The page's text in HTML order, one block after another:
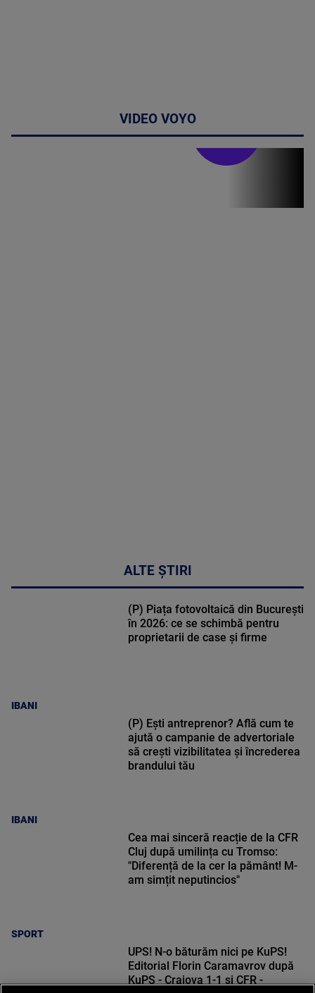
VIDEO VOYO
ALTE ȘTIRI
IBANI
(P) Piața fotovoltaică din București
în 2026: ce se schimbă pentru
proprietarii de case și firme
IBANI
(P) Ești antreprenor? Află cum te
ajută o campanie de advertoriale
să crești vizibilitatea și încrederea
brandului tău
SPORT
Cea mai sinceră reacție de la CFR
Cluj după umilința cu Tromso:
"Diferență de la cer la pământ! M-
am simțit neputincios"
UPS! N-o băturăm nici pe KuPS!
Editorial Florin Caramavrov după
KuPS - Craiova 1-1 și CFR -